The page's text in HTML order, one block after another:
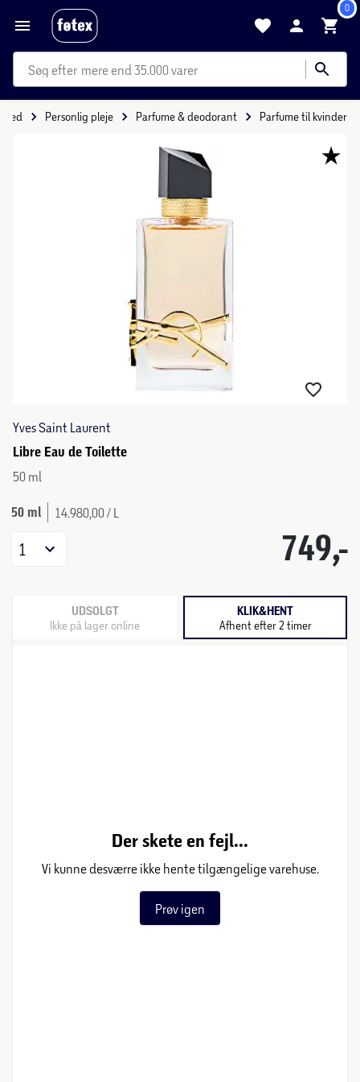
0
mere end 35.000 varer
Personlig pleje Parfume & deodorant Parfume til kvinder
Yves Saint Laurent
Libre Eau de Toilette
50 ml
50 ml 14.980,00 / L
749,-
1
UDSOLGT
Ikke på lager online
KLIK&HENT
Afhent efter 2 timer
Der skete en fejl...
Vi kunne desværre ikke hente tilgængelige varehuse.
Prøv igen